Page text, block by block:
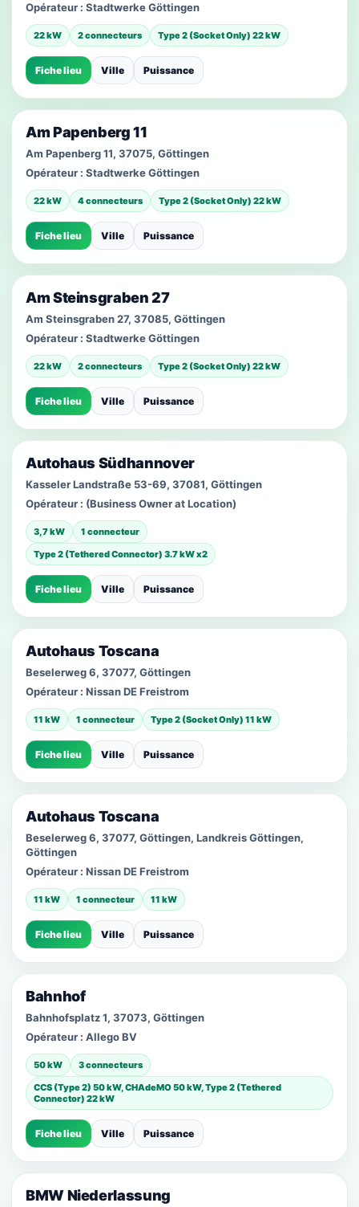
Opérateur : Stadtwerke Göttingen
22 kW 2 connecteurs Type 2 (Socket Only) 22 kW
Fiche lieu Ville Puissance
Am Papenberg 11
Am Papenberg 11, 37075, Göttingen
Opérateur : Stadtwerke Göttingen
22 kW 4 connecteurs Type 2 (Socket Only) 22 kW
Fiche lieu Ville Puissance
Am Steinsgraben 27
Am Steinsgraben 27, 37085, Göttingen
Opérateur : Stadtwerke Göttingen
22 kW 2 connecteurs Type 2 (Socket Only) 22 kW
Fiche lieu Ville Puissance
Autohaus Südhannover
Kasseler Landstraße 53-69, 37081, Göttingen
Opérateur : (Business Owner at Location)
3,7 kW
1 connecteur
Type 2 (Tethered Connector) 3.7 kW x2
Fiche lieu Ville Puissance
Autohaus Toscana
Beselerweg 6, 37077, Göttingen
Opérateur : Nissan DE Freistrom
11 kW 1 connecteur Type 2 (Socket Only) 11 kW
Fiche lieu Ville Puissance
Autohaus Toscana
Beselerweg 6, 37077, Göttingen, Landkreis Göttingen,
Göttingen
Opérateur : Nissan DE Freistrom
11 kW 1 connecteur 11 kW
Fiche lieu Ville Puissance
Bahnhof
Bahnhofsplatz 1, 37073, Göttingen
Opérateur : Allego BV
50 kW
3 connecteurs
CCS (Type 2) 50 kW, CHAdeMO 50 kW, Type 2 (Tethered
Connector) 22 kW
Fiche lieu Ville Puissance
BMW Niederlassung